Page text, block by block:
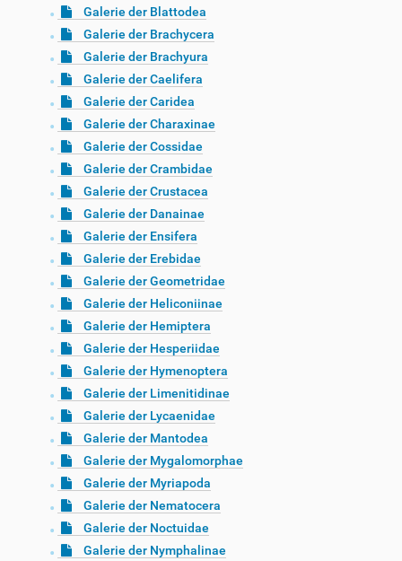
Galerie der Blattodea
Galerie der Brachycera
Galerie der Brachyura
Galerie der Caelifera
Galerie der Caridea
Galerie der Charaxinae
Galerie der Cossidae
Galerie der Crambidae
Galerie der Crustacea
Galerie der Danainae
Galerie der Ensifera
Galerie der Erebidae
Galerie der Geometridae
Galerie der Heliconiinae
Galerie der Hemiptera
Galerie der Hesperiidae
Galerie der Hymenoptera
Galerie der Limenitidinae
Galerie der Lycaenidae
Galerie der Mantodea
Galerie der Mygalomorphae
Galerie der Myriapoda
Galerie der Nematocera
Galerie der Noctuidae
Galerie der Nymphalinae